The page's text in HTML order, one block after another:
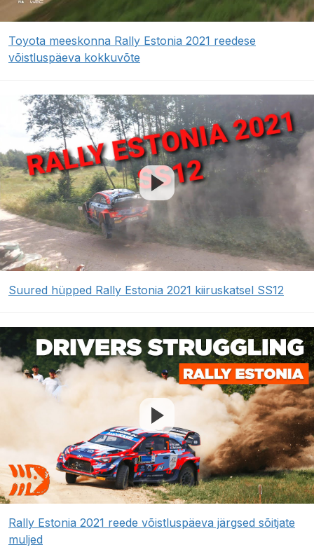
Toyota meeskonna Rally Estonia 2021 reedese
võistluspäeva kokkuvõte
Suured hüpped Rally Estonia 2021 kiiruskatsel SS12
Rally Estonia 2021 reede võistluspäeva järgsed sõitjate
muljed